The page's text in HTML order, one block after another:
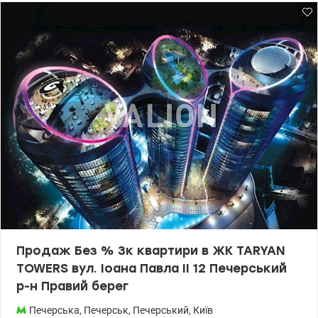
Формат lifestyle-клубу TSARSKY з великим відкритим 43-
басейном, фітнес-зоною, сауною, хамамом та SPA, аквалаунж
для релаксу та відновлення, окремі зали для групових
тренувань, секція боксу з рингом, солярій. SKY BRIDGE – бігова
доріжка на висоті пташиного польоту огинатиме кожен з трьох
дахів веж. Дитяча школа раннього розвитку. Дитячий
майданчик та ігрова зона всередині будинків. Лоббі з висотою
стель 6 метрів як у найлюксовіших готелях світу яке
об’єднується з галереєю преміальних бутиків та преміальний
супермаркет. Консьєрж та room-сервіс. Закрита територія з
контролем доступу. Цілодобовий відеонагляд з постами
охорони. 4-рівневий паркінг на глибині 17,3 м, може
використовуватися як надійне укриття. Shelter Zone з
максимально можливим комфортом: кінотеатр та кухня, дитяча
кімната, коворкінг, медичний пункт. Ціна 464 500 у.о. Марина,
тел.: 063 392 35 35 valion.ua/1148753
Продаж Без % 3к квартири в ЖК TARYAN
TOWERS вул. Іоана Павла II 12 Печерський
р-н Правий берег
Печерська, Печерськ, Печерський, Київ